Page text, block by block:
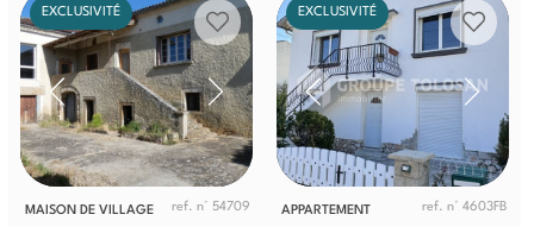
EXCLUSIVITÉ
MAISON DE VILLAGE ref. n° 54709
EXCLUSIVITÉ
APPARTEMENT ref. n° 4603FB